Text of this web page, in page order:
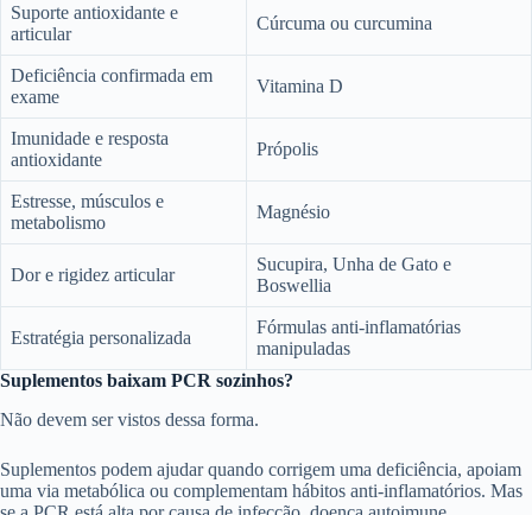
Suporte antioxidante e
articular
Cúrcuma ou curcumina
Deficiência confirmada em
exame
Vitamina D
Imunidade e resposta
antioxidante
Própolis
Estresse, músculos e
metabolismo
Magnésio
Dor e rigidez articular
Sucupira, Unha de Gato e
Boswellia
Estratégia personalizada
Fórmulas anti-inflamatórias
manipuladas
Suplementos baixam PCR sozinhos?
Não devem ser vistos dessa forma.
Suplementos podem ajudar quando corrigem uma deficiência, apoiam
uma via metabólica ou complementam hábitos anti-inflamatórios. Mas